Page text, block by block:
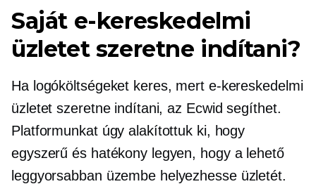
Saját e-kereskedelmi
üzletet szeretne indítani?
Ha logóköltségeket keres, mert e-kereskedelmi
üzletet szeretne indítani, az Ecwid segíthet.
Platformunkat úgy alakítottuk ki, hogy
egyszerű és hatékony legyen, hogy a lehető
leggyorsabban üzembe helyezhesse üzletét.